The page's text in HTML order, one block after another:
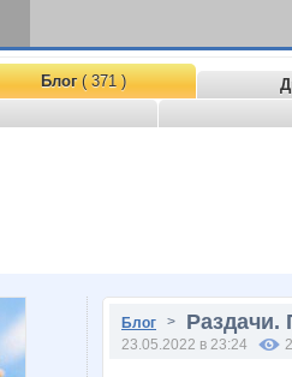
Блог( 371 )
Блог > Раздачи.
23.05.2022 в 23:24